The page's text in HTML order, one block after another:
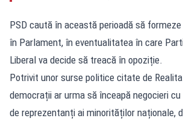
PSD caută în această perioadă să
în Parlament, în eventualitatea în care
Liberal va decide să treacă în opoziție.
Potrivit unor surse politice citate de
democrații ar urma să înceapă negocieri cu
de reprezentanți ai minorităților naționale,